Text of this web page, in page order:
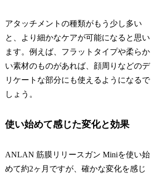
アタッチメントの種類がもう少し多い
と、より細かなケアが可能になると思い
ます。例えば、フラットタイプや柔らか
い素材のものがあれば、顔周りなどのデ
リケートな部分にも使えるようになるで
しょう。
使い始めて感じた変化と効果
ANLAN 筋膜リリースガン Miniを使い始
めて約2ヶ月ですが、確かな変化を感じ